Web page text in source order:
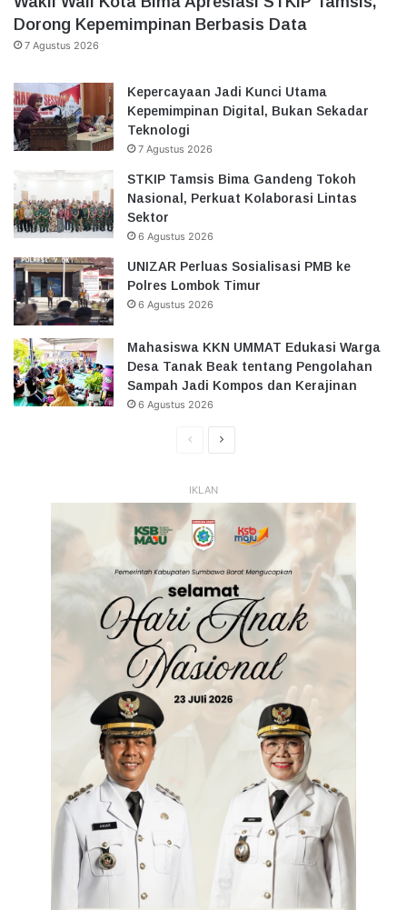
Dorong Kepemimpinan Berbasis Data
7 Agustus 2026
Kepercayaan Jadi Kunci Utama
Kepemimpinan Digital, Bukan Sekadar
Teknologi
7 Agustus 2026
STKIP Tamsis Bima Gandeng Tokoh
Nasional, Perkuat Kolaborasi Lintas
Sektor
6 Agustus 2026
UNIZAR Perluas Sosialisasi PMB ke
Polres Lombok Timur
6 Agustus 2026
Mahasiswa KKN UMMAT Edukasi Warga
Desa Tanak Beak tentang Pengolahan
Sampah Jadi Kompos dan Kerajinan
6 Agustus 2026
HalamanHalaman
IKLAN